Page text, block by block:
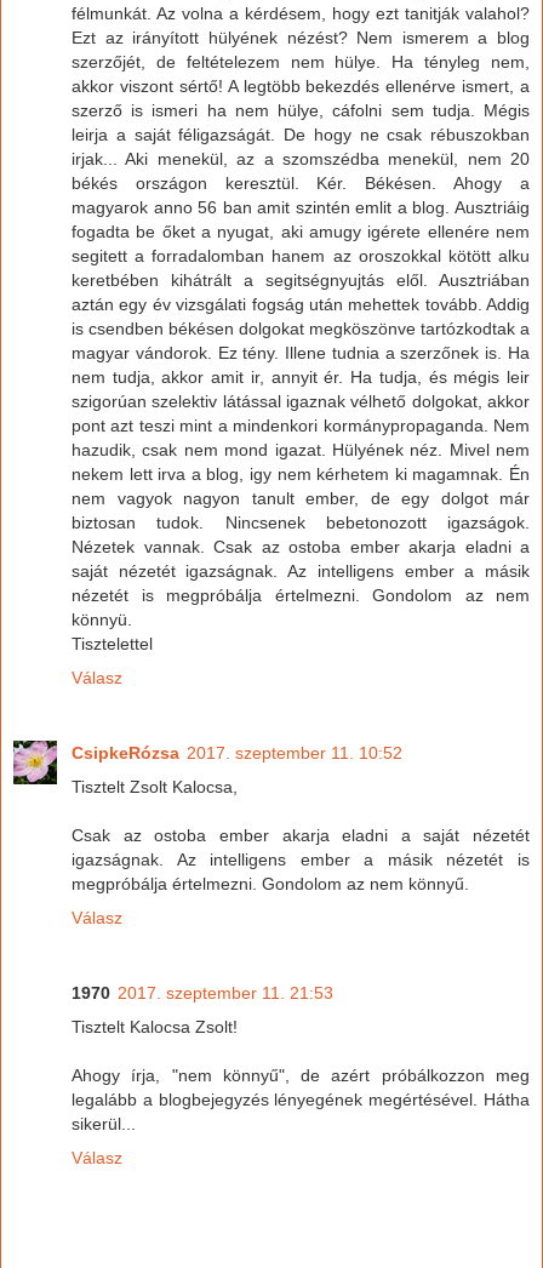
félmunkát. Az volna a kérdésem, hogy ezt tanitják valahol?
Ezt az irányított hülyének nézést? Nem ismerem a blog
szerzőjét, de feltételezem nem hülye. Ha tényleg nem,
akkor viszont sértő! A legtöbb bekezdés ellenérve ismert, a
szerző is ismeri ha nem hülye, cáfolni sem tudja. Mégis
leirja a saját féligazságát. De hogy ne csak rébuszokban
irjak... Aki menekül, az a szomszédba menekül, nem 20
békés országon keresztül. Kér. Békésen. Ahogy a
magyarok anno 56 ban amit szintén emlit a blog. Ausztriáig
fogadta be őket a nyugat, aki amugy igérete ellenére nem
segitett a forradalomban hanem az oroszokkal kötött alku
keretbében kihátrált a segitségnyujtás elől. Ausztriában
aztán egy év vizsgálati fogság után mehettek tovább. Addig
is csendben békésen dolgokat megköszönve tartózkodtak a
magyar vándorok. Ez tény. Illene tudnia a szerzőnek is. Ha
nem tudja, akkor amit ir, annyit ér. Ha tudja, és mégis leir
szigorúan szelektiv látással igaznak vélhető dolgokat, akkor
pont azt teszi mint a mindenkori kormánypropaganda. Nem
hazudik, csak nem mond igazat. Hülyének néz. Mivel nem
nekem lett irva a blog, igy nem kérhetem ki magamnak. Én
nem vagyok nagyon tanult ember, de egy dolgot már
biztosan tudok. Nincsenek bebetonozott igazságok.
Nézetek vannak. Csak az ostoba ember akarja eladni a
saját nézetét igazságnak. Az intelligens ember a másik
nézetét is megpróbálja értelmezni. Gondolom az nem
könnyü.
Tisztelettel
Válasz
CsipkeRózsa 2017. szeptember 11. 10:52
Tisztelt Zsolt Kalocsa,
Csak az ostoba ember akarja eladni a saját nézetét
igazságnak. Az intelligens ember a másik nézetét is
megpróbálja értelmezni. Gondolom az nem könnyű.
Válasz
1970 2017. szeptember 11. 21:53
Tisztelt Kalocsa Zsolt!
Ahogy írja, "nem könnyű", de azért próbálkozzon meg
legalább a blogbejegyzés lényegének megértésével. Hátha
sikerül...
Válasz